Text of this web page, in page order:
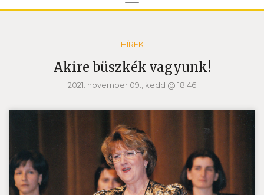
HÍREK
Akire büszkék vagyunk!
2021. november 09., kedd @ 18:46